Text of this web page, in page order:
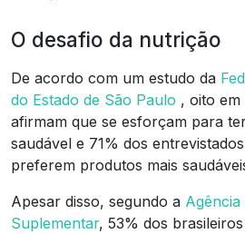
O desafio da nutrição
De acordo com um estudo da
do Estado de São Paulo , oito em
afirmam que se esforçam para
saudável e 71% dos
preferem produtos mais
Apesar disso, segundo a
Suplementar, 53% dos